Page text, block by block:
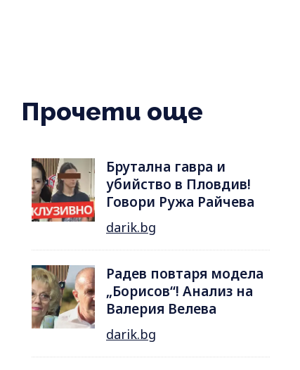
Прочети още
Брутална гавра и
убийство в Пловдив!
Говори Ружа Райчева
darik.bg
Радев повтаря модела
„Борисов“! Анализ на
Валерия Велева
darik.bg